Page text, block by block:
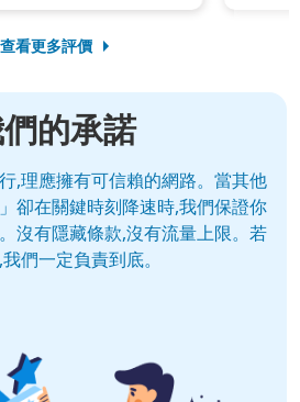
查看更多評價
的承諾
,理應擁有可信賴的網路。當其他
卻在關鍵時刻降速時,我們保證你
沒有隱藏條款,沒有流量上限。若
們一定負責到底。